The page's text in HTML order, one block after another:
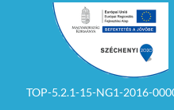
TOP-5.2.1-15-NG1-2016-